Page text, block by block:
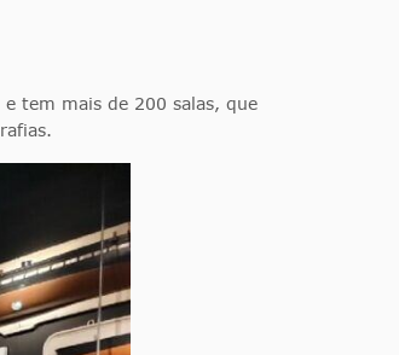
tem mais de 200 salas, que